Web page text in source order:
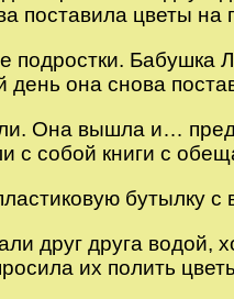
поставила цветы на
подростки.
она снова
Она вышла и…
с собой книги с
бутылку с
друг друга
их полить